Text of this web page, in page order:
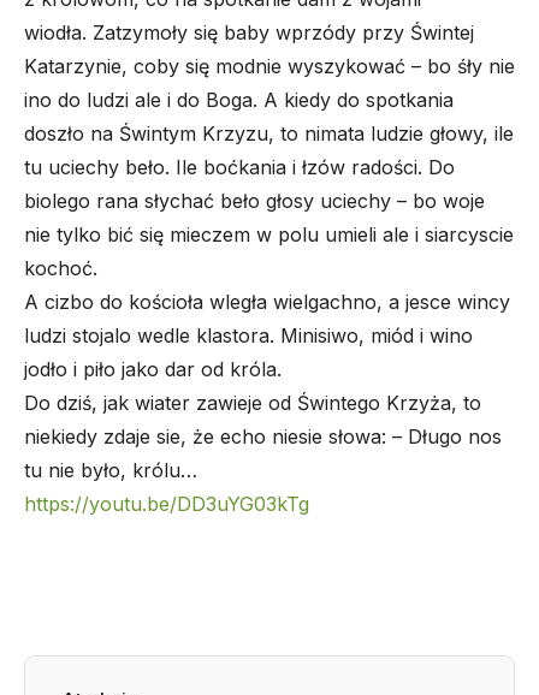
wiodła. Zatzymoły się baby wprzódy przy Świntej
Katarzynie, coby się modnie wyszykować – bo śły nie
ino do ludzi ale i do Boga. A kiedy do spotkania
doszło na Świntym Krzyzu, to nimata ludzie głowy, ile
tu uciechy beło. Ile boćkania i łzów radości. Do
biolego rana słychać beło głosy uciechy – bo woje
nie tylko bić się mieczem w polu umieli ale i siarcyscie
kochoć.
A cizbo do kościoła wległa wielgachno, a jesce wincy
ludzi stojalo wedle klastora. Minisiwo, miód i wino
jodło i piło jako dar od króla.
Do dziś, jak wiater zawieje od Świntego Krzyża, to
niekiedy zdaje sie, że echo niesie słowa: – Długo nos
tu nie było, królu…
https://youtu.be/DD3uYG03kTg